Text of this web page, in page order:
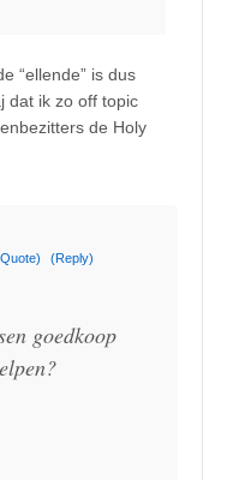
“ellende” is dus
dat ik zo off topic
de Holy
(Reply)
goedkoop